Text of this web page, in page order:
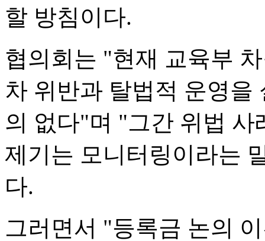
할 방침이다.
협의회는 "현재 교육부
차 위반과 탈법적 운영을
의 없다"며 "그간 위법
제기는 모니터링이라는
다.
그러면서 "등록금 논의